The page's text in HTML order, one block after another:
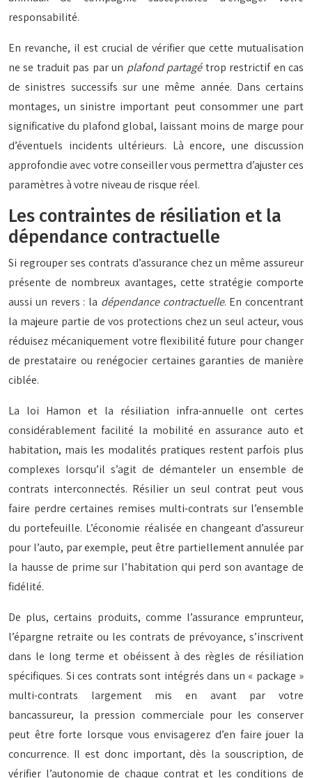
responsabilité.
En revanche, il est crucial de vérifier que cette mutualisation
ne se traduit pas par un plafond partagétrop restrictif en cas
de sinistres successifs sur une même année. Dans certains
montages, un sinistre important peut consommer une part
significative du plafond global, laissant moins de marge pour
d’éventuels incidents ultérieurs. Là encore, une discussion
approfondie avec votre conseiller vous permettra d’ajuster ces
paramètres à votre niveau de risque réel.
Les contraintes de résiliation et la
dépendance contractuelle
Si regrouper ses contrats d’assurance chez un même assureur
présente de nombreux avantages, cette stratégie comporte
aussi un revers : la dépendance contractuelle. En concentrant
la majeure partie de vos protections chez un seul acteur, vous
réduisez mécaniquement votre flexibilité future pour changer
de prestataire ou renégocier certaines garanties de manière
ciblée.
La loi Hamon et la résiliation infra-annuelle ont certes
considérablement facilité la mobilité en assurance auto et
habitation, mais les modalités pratiques restent parfois plus
complexes lorsqu’il s’agit de démanteler un ensemble de
contrats interconnectés. Résilier un seul contrat peut vous
faire perdre certaines remises multi-contrats sur l’ensemble
du portefeuille. L’économie réalisée en changeant d’assureur
pour l’auto, par exemple, peut être partiellement annulée par
la hausse de prime sur l’habitation qui perd son avantage de
fidélité.
De plus, certains produits, comme l’assurance emprunteur,
l’épargne retraite ou les contrats de prévoyance, s’inscrivent
dans le long terme et obéissent à des règles de résiliation
spécifiques. Si ces contrats sont intégrés dans un « package »
multi-contrats largement mis en avant par votre
bancassureur, la pression commerciale pour les conserver
peut être forte lorsque vous envisagerez d’en faire jouer la
concurrence. Il est donc important, dès la souscription, de
vérifier l’autonomie de chaque contrat et les conditions de